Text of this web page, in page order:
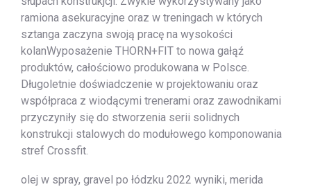
ramiona asekuracyjne oraz w treningach w których
sztanga zaczyna swoją pracę na wysokości
kolanWyposażenie THORN+FIT to nowa gałąź
produktów, całościowo produkowana w Polsce.
Długoletnie doświadczenie w projektowaniu oraz
współpraca z wiodącymi trenerami oraz zawodnikami
przyczyniły się do stworzenia serii solidnych
konstrukcji stalowych do modułowego komponowania
stref Crossfit.
olej w spray, gravel po łódzku 2022 wyniki, merida